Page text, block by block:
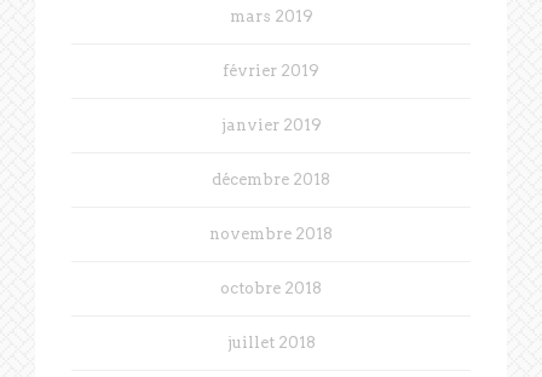
mars 2019
février 2019
janvier 2019
décembre 2018
novembre 2018
octobre 2018
juillet 2018